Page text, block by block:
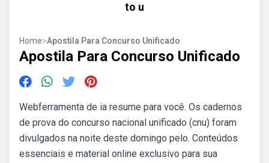
to u
Home>Apostila Para Concurso Unificado
Apostila Para Concurso Unificado
Webferramenta de ia resume para você. Os cadernos
de prova do concurso nacional unificado (cnu) foram
divulgados na noite deste domingo pelo. Conteúdos
essenciais e material online exclusivo para sua